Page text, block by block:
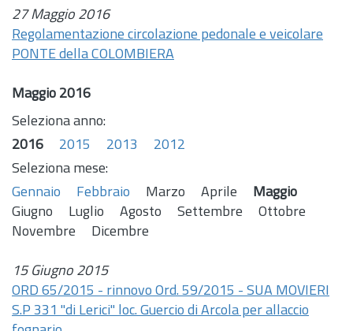
27 Maggio 2016
Regolamentazione circolazione pedonale e veicolare
PONTE della COLOMBIERA
Maggio 2016
Seleziona anno:
2016
2015 2013
2012
Seleziona mese:
Gennaio
Febbraio Marzo Aprile
Maggio
Giugno
Luglio Agosto Settembre
Ottobre
Novembre
Dicembre
15 Giugno 2015
ORD 65/2015 - rinnovo Ord. 59/2015 - SUA MOVIERI
S.P 331 "di Lerici" loc. Guercio di Arcola per allaccio